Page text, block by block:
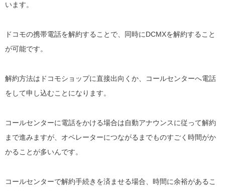
います。
ドコモの携帯電話を解約することで、同時にDCMXを解約すること
が可能です。
解約方法はドコモショップに直接出向くか、コールセンターへ電話
をして申し込むことになります。
コールセンターに電話をかける場合は自動アナウンスに従って解約
まで進みますが、オペレーターにつながるまでものすごく時間がか
かることが多いんです。
コールセンターで解約手続きを済ませる場合、時間に余裕があるこ